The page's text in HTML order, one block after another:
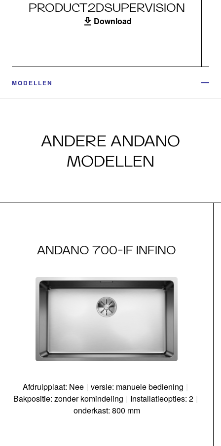
PRODUCT2DSUPERVISION
Download
MODELLEN
ANDERE ANDANO
MODELLEN
ANDANO 700-IF INFINO
Afdruipplaat: Nee | versie: manuele bediening |
Bakpositie: zonder komindeling | Installatieopties: 2 |
onderkast: 800 mm